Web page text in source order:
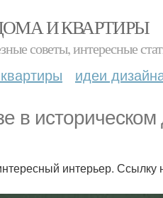
И КВАРТИРЫ
советы, интересные
идеи
в
интерьер. Ссылку